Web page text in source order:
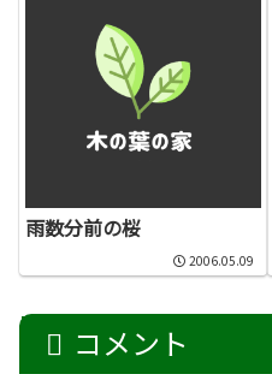
雨数分前の桜
2006.05.09
コメント